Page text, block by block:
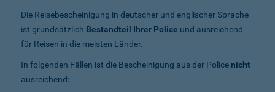
Die Reisebescheinigung in deutscher und englischer Sprache
ist grundsätzlich Bestandteil Ihrer Police und ausreichend
für Reisen in die meisten Länder.
In folgenden Fällen ist die Bescheinigung aus der Police nicht
ausreichend: